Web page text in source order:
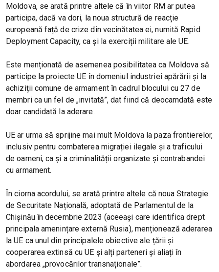
Moldova, se arată printre altele că în viitor RM ar putea
participa, dacă va dori, la noua structură de reacție
europeană față de crize din vecinătatea ei, numită Rapid
Deployment Capacity, ca și la exerciții militare ale UE.
Este menționată de asemenea posibilitatea ca Moldova să
participe la proiecte UE în domeniul industriei apărării și la
achiziții comune de armament în cadrul blocului cu 27 de
membri ca un fel de „invitată”, dat fiind că deocamdată este
doar candidată la aderare.
UE ar urma să sprijine mai mult Moldova la paza frontierelor,
inclusiv pentru combaterea migrației ilegale și a traficului
de oameni, ca și a criminalității organizate și contrabandei
cu armament.
În ciorna acordului, se arată printre altele că noua Strategie
de Securitate Națională, adoptată de Parlamentul de la
Chișinău în decembrie 2023 (aceeași care identifica drept
principala amenințare externă Rusia), menționează aderarea
la UE ca unul din principalele obiective ale țării și
cooperarea extinsă cu UE și alți parteneri și aliați în
abordarea „provocărilor transnaționale”.